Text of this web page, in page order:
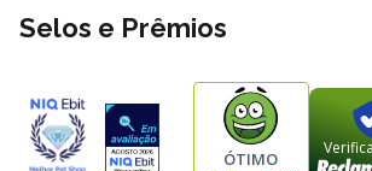
Selos e Prêmios
ÓTIMO